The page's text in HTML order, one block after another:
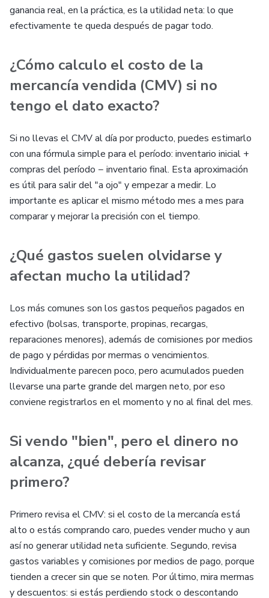
ganancia real, en la práctica, es la utilidad neta: lo que
efectivamente te queda después de pagar todo.
¿Cómo calculo el costo de la
mercancía vendida (CMV) si no
tengo el dato exacto?
Si no llevas el CMV al día por producto, puedes estimarlo
con una fórmula simple para el período: inventario inicial +
compras del período − inventario final. Esta aproximación
es útil para salir del "a ojo" y empezar a medir. Lo
importante es aplicar el mismo método mes a mes para
comparar y mejorar la precisión con el tiempo.
¿Qué gastos suelen olvidarse y
afectan mucho la utilidad?
Los más comunes son los gastos pequeños pagados en
efectivo (bolsas, transporte, propinas, recargas,
reparaciones menores), además de comisiones por medios
de pago y pérdidas por mermas o vencimientos.
Individualmente parecen poco, pero acumulados pueden
llevarse una parte grande del margen neto, por eso
conviene registrarlos en el momento y no al final del mes.
Si vendo "bien", pero el dinero no
alcanza, ¿qué debería revisar
primero?
Primero revisa el CMV: si el costo de la mercancía está
alto o estás comprando caro, puedes vender mucho y aun
así no generar utilidad neta suficiente. Segundo, revisa
gastos variables y comisiones por medios de pago, porque
tienden a crecer sin que se noten. Por último, mira mermas
y descuentos: si estás perdiendo stock o descontando